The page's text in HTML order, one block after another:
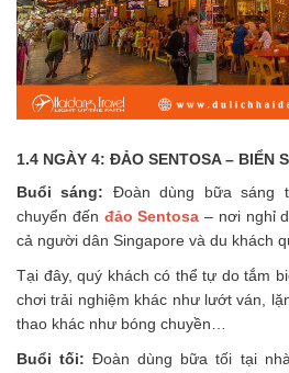
1.4 NGÀY 4: ĐẢO SENTOSA – BIỂN
Buổi sáng: Đoàn dùng bữa sáng
chuyển đến đảo Sentosa – nơi nghỉ
cả người dân Singapore và du khách
Tại đây, quý khách có thể tự do tắm
chơi trải nghiệm khác như lướt ván,
thao khác như bóng chuyền…
Buổi tối: Đoàn dùng bữa tối tại